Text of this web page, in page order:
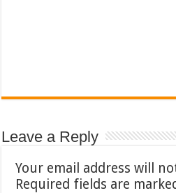
Leave a Reply
Your email address will
Required fields are